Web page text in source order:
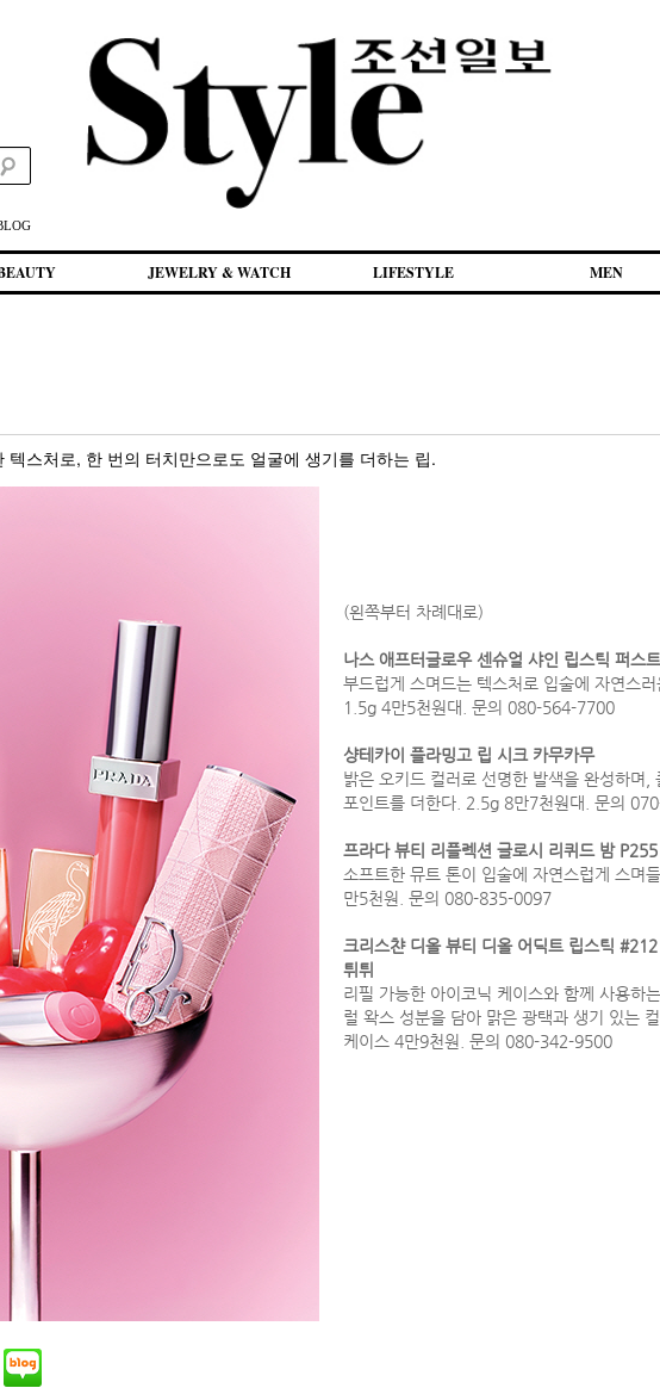
JEWELRY & WATCH LIFESTYLE MEN
스처로, 한 번의 터치만으로도 얼굴에 생기를 더하는 립.
(왼쪽부터 차례대로)
나스 애프터글로우 센슈얼 샤인 립스틱 퍼스
부드럽게 스며드는 텍스처로 입술에 자연스
1.5g 4만5천원대. 문의 080-564-7700
샹테카이 플라밍고 립 시크 카무카무
밝은 오키드 컬러로 선명한 발색을 완성하며,
포인트를 더한다. 2.5g 8만7천원대. 문의
프라다 뷰티 리플렉션 글로시 리퀴드 밤
소프트한 뮤트 톤이 입술에 자연스럽게 스며
만5천원. 문의 080-835-0097
크리스챤 디올 뷰티 디올 어딕트 립스틱
튀튀
리필 가능한 아이코닉 케이스와 함께 사용하
럴 왁스 성분을 담아 맑은 광택과 생기 있는
케이스 4만9천원. 문의 080-342-9500